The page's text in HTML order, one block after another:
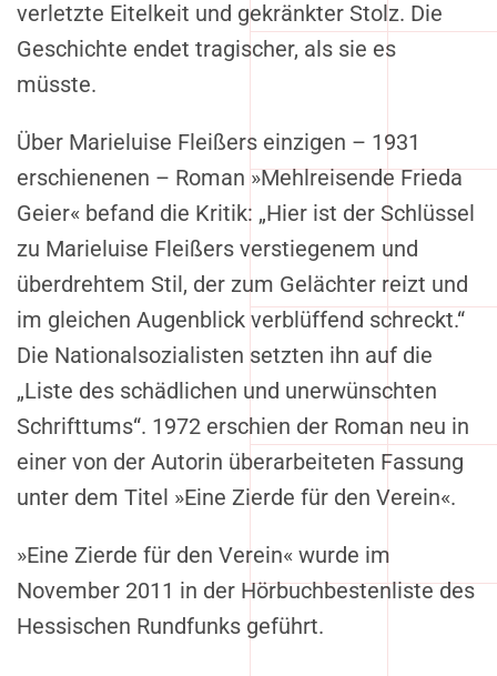
verletzte Eitelkeit und gekränkter Stolz. Die
Geschichte endet tragischer, als sie es
müsste.
Über Marieluise Fleißers einzigen – 1931
erschienenen – Roman »Mehlreisende Frieda
Geier« befand die Kritik: „Hier ist der Schlüssel
zu Marieluise Fleißers verstiegenem und
überdrehtem Stil, der zum Gelächter reizt und
im gleichen Augenblick verblüffend schreckt.“
Die Nationalsozialisten setzten ihn auf die
„Liste des schädlichen und unerwünschten
Schrifttums“. 1972 erschien der Roman neu in
einer von der Autorin überarbeiteten Fassung
unter dem Titel »Eine Zierde für den Verein«.
»Eine Zierde für den Verein« wurde im
November 2011 in der Hörbuchbestenliste des
Hessischen Rundfunks geführt.